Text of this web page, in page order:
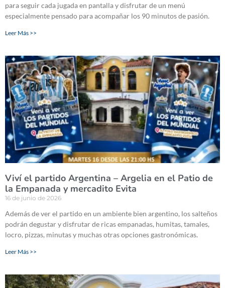
para seguir cada jugada en pantalla y disfrutar de un menú
especialmente pensado para acompañar los 90 minutos de pasión.
Leer Más >>
Viví el partido Argentina – Argelia en el Patio de
la Empanada y mercadito Evita
16 de junio de 2026
Además de ver el partido en un ambiente bien argentino, los salteños
podrán degustar y disfrutar de ricas empanadas, humitas, tamales,
locro, pizzas, minutas y muchas otras opciones gastronómicas.
Leer Más >>